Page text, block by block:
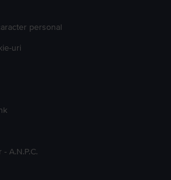
personal
uri
A.N.P.C.